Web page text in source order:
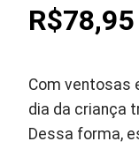
R$78,95
Com ventosas
dia da criança
Dessa forma,